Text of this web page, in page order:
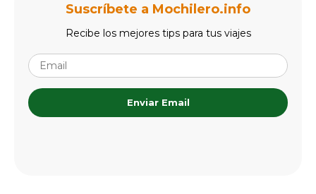
Suscríbete a Mochilero.info
Recibe los mejores tips para tus viajes
Enviar Email